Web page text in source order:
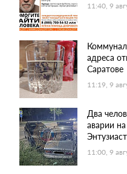
11:40, 9
адреса
Саратове
11:19, 9
Два
аварии
11:00, 9